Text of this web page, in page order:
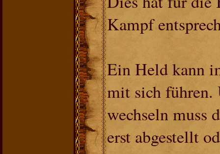
Kampf
Ein Held kann
mit sich führen.
wechseln muss
erst abgestellt